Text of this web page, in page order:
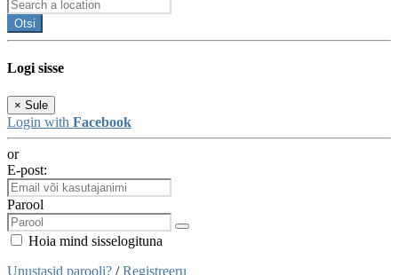
Otsi
Logi sisse
× Sule
Login with Facebook
or
E-post:
Parool
Hoia mind sisselogituna
Unustasid parooli? /Registreeru